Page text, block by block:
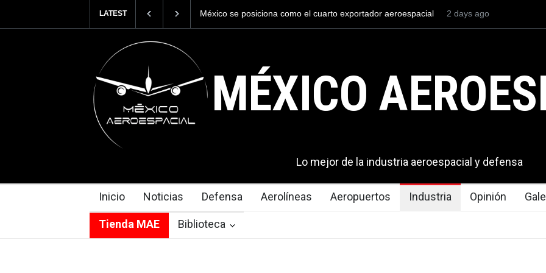
LATEST
La industria naval mexicana construirá 32 BUQUES para la
La mayor lección
3 days ago
MÉXICO
Lo mejor de la industria aeroespacial y defensa
Inicio Noticias Defensa Aerolíneas Aeropuertos Industria Opinión
Tienda MAE Biblioteca